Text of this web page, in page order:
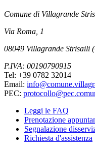
Comune di Villagrande
Via Roma, 1
08049 Villagrande Strisaili
P.IVA: 00190790915
Tel: +39 0782 32014
Email:
PEC:
Leggi le FAQ
Prenotazione
Segnalazione
Richiesta d'assistenza